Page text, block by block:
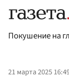
Покушение на
21 марта 2025